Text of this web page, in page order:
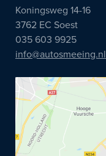
Koningsweg 14-16
3762 EC Soest
035 603 9925
info@autosmeeing.nl